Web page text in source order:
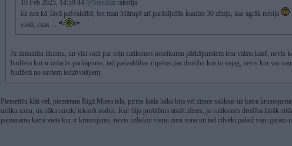
10 Feb 2025, 14:59:44 @SteelRat rakstīja:
Es nez kā Tavā pašvaldībā, bet man Mārupē arī parādījušās kaudze 30 zīmju, kas agrāk nebija
vietā, citas ...
Ja izmainītu likumu, un visi sodi par ceļu satiksmes noteikumu pārkāpumiem ietu valsts kasē, nevis
budžetā kur ir izdarīts pārkāpums, tad pašvaldības rūpētos par drošību kur to vajag, nevis kur var
budžetā no saviem iedzīvotājiem.
Piemetīšu klāt vēl, piemēram Rīgā Miera iela, pirms kāda laika bija vēl zīmes saliktas uz katra
uzlika zonu, un sāka smuki iekasēt sodus. Kur bija problēma atstāt zīmes, jo satiksmes drošība labāk
pamanāma katrā vietā kur ir krustojums, nevis uzliekot vienu zīmi zona un tad cilvēki palaiž viņu garām